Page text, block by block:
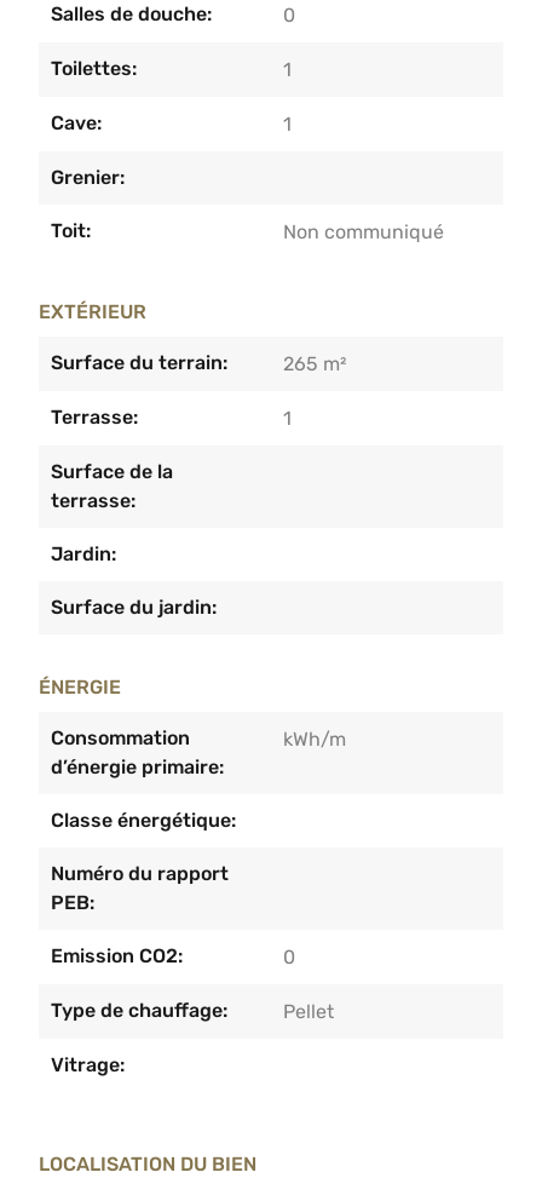
Salles de douche: 0
Toilettes: 1
Cave: 1
Grenier:
Toit: Non communiqué
EXTÉRIEUR
Surface du terrain: 265 m²
Terrasse: 1
Surface de la
terrasse:
Jardin:
Surface du jardin:
ÉNERGIE
Consommation
d’énergie primaire:
kWh/m
Classe énergétique:
Numéro du rapport
PEB:
Emission CO2: 0
Type de chauffage: Pellet
Vitrage:
LOCALISATION DU BIEN